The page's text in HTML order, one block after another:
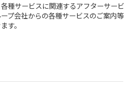
種サービスに関連するアフターサービ
プ会社からの各種サービスのご案内等
す。